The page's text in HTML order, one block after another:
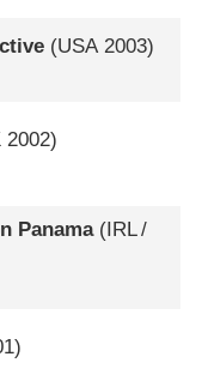
(USA2003)
2002)
Panama(IRL/